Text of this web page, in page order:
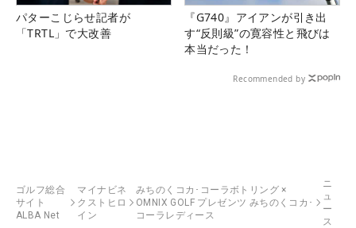
パターこじらせ記者が
「TRTL」で大改善
『G740』アイアンが引き出
す“反則級”の寛容性と飛びは
本当だった！
Recommended by
ゴルフ総合
サイト
ALBA Net
マイナビネ
クストヒロ
イン
みちのくコカ･コーラボトリング ×
OMNIX GOLF プレゼンツ みちのくコカ･
コーラレディース
ニ
ュ
ー
ス